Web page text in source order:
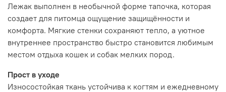
Лежак выполнен в необычной форме тапочка, которая
создает для питомца ощущение защищённости и
комфорта. Мягкие стенки сохраняют тепло, а уютное
внутреннее пространство быстро становится любимым
местом отдыха кошек и собак мелких пород.
Прост в уходе
Износостойкая ткань устойчива к когтям и ежедневному